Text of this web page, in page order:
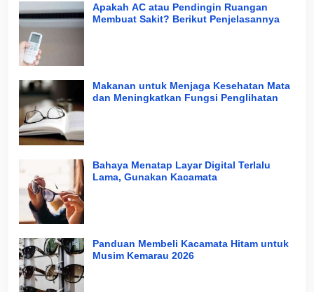
Apakah AC atau Pendingin Ruangan
Membuat Sakit? Berikut Penjelasannya
Makanan untuk Menjaga Kesehatan Mata
dan Meningkatkan Fungsi Penglihatan
Bahaya Menatap Layar Digital Terlalu
Lama, Gunakan Kacamata
Panduan Membeli Kacamata Hitam untuk
Musim Kemarau 2026